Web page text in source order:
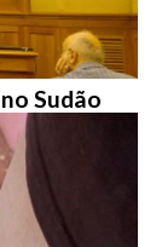
Sudão